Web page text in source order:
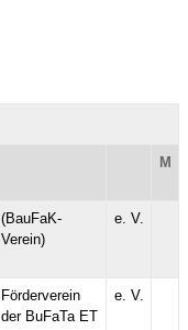
M
(BauFaK-
Verein)
e. V.
Förderverein
der BuFaTa ET
e. V.